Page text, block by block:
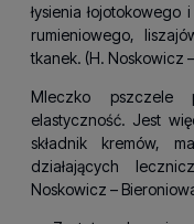
łysienia
rumieniowego,
tkanek. (H. Noskowicz
Mleczko
elastyczność. Jest
składnik kremów,
działających
Noskowicz –